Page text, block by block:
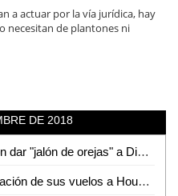
a actuar por la vía jurídica, hay
necesitan de plantones ni
DE 2018
Amenaza Edson Quintanar con dar "jalón de orejas" a Diputadas que aprobaron incremento al agua
United Airlines anuncia la operación de sus vuelos a Houston con aviones operados con mejor tecnología y de mayores dimensiones